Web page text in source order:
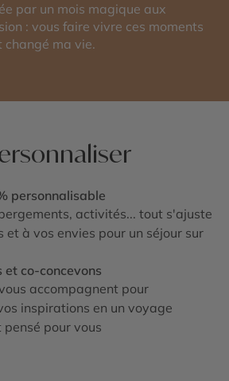
par un mois magique aux
: vous faire vivre ces moments
changé ma vie.
personnalisable
activités... tout s'ajuste
et à vos envies pour un séjour sur
et co-concevons
accompagnent pour
inspirations en un voyage
pour vous